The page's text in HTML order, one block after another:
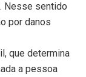
Nesse sentido
por danos
que determina
a pessoa